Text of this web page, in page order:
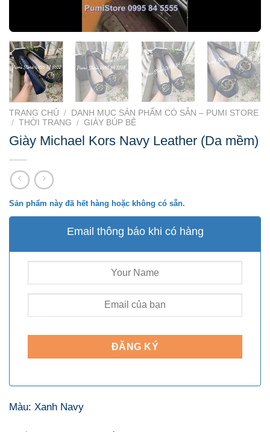
TRANG CHỦ /
DANH MỤC SẢN PHẨM CÓ SẴN – PUMI STORE
/ THỜI TRANG / GIÀY BÚP BÊ
Giày Michael Kors Navy Leather (Da mềm)
Sản phẩm này đã hết hàng hoặc không có sẵn.
Email thông báo khi có hàng
Màu: Xanh Navy